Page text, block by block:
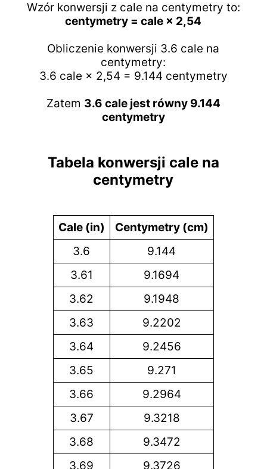
Wzór konwersji z cale na centymetry to:
centymetry = cale × 2,54
Obliczenie konwersji 3.6 cale na
centymetry:
3.6 cale × 2,54 = 9.144 centymetry
Zatem 3.6 cale jest równy 9.144
centymetry
Tabela konwersji cale na
centymetry
Cale (in)
Centymetry (cm)
3.6
9.144
3.61
9.1694
3.62
9.1948
3.63
9.2202
3.64
9.2456
3.65
9.271
3.66
9.2964
3.67
9.3218
3.68
9.3472
3.69
9.3726